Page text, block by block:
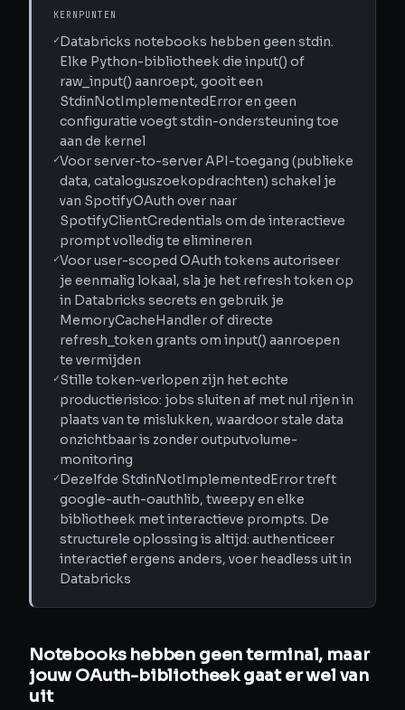
KERNPUNTEN
✓Databricks notebooks hebben geen stdin.
Elke Python-bibliotheek die input() of
raw_input() aanroept, gooit een
StdinNotImplementedError en geen
configuratie voegt stdin-ondersteuning toe
aan de kernel
✓Voor server-to-server API-toegang (publieke
data, cataloguszoekopdrachten) schakel je
van SpotifyOAuth over naar
SpotifyClientCredentials om de interactieve
prompt volledig te elimineren
✓Voor user-scoped OAuth tokens autoriseer
je eenmalig lokaal, sla je het refresh token op
in Databricks secrets en gebruik je
MemoryCacheHandler of directe
refresh_token grants om input() aanroepen
te vermijden
✓Stille token-verlopen zijn het echte
productierisico: jobs sluiten af met nul rijen in
plaats van te mislukken, waardoor stale data
onzichtbaar is zonder outputvolume-
monitoring
✓Dezelfde StdinNotImplementedError treft
google-auth-oauthlib, tweepy en elke
bibliotheek met interactieve prompts. De
structurele oplossing is altijd: authenticeer
interactief ergens anders, voer headless uit in
Databricks
Notebooks hebben geen terminal, maar
jouw OAuth-bibliotheek gaat er wel van
uit